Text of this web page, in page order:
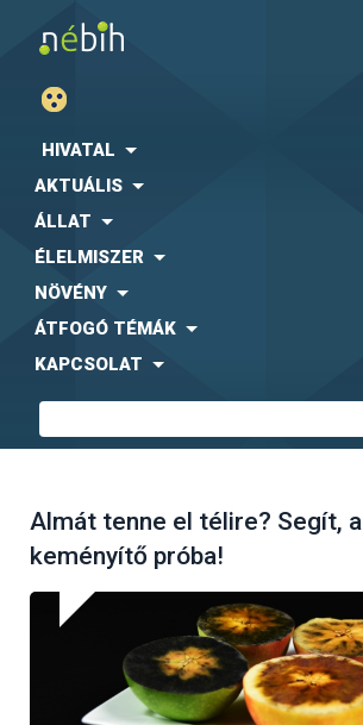
HIVATAL
AKTUÁLIS
ÁLLAT
ÉLELMISZER
NÖVÉNY
ÁTFOGÓ TÉMÁK
KAPCSOLAT
Almát tenne el télire? Segít, a
keményítő próba!